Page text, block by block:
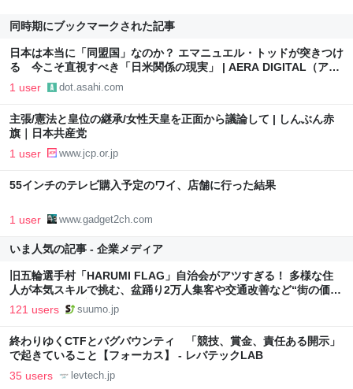
同時期にブックマークされた記事
日本は本当に「同盟国」なのか？ エマニュエル・トッドが突きつけ
る 今こそ直視すべき「日米関係の現実」 | AERA DIGITAL（アエ
ラデジタル）
1 user dot.asahi.com
主張/憲法と皇位の継承/女性天皇を正面から議論して | しんぶん赤
旗｜日本共産党
1 user www.jcp.or.jp
55インチのテレビ購入予定のワイ、店舗に行った結果
1 user www.gadget2ch.com
いま人気の記事 - 企業メディア
旧五輪選手村「HARUMI FLAG」自治会がアツすぎる！ 多様な住
人が本気スキルで挑む、盆踊り2万人集客や交通改善など“街の価値
向上”戦略 東京・中央区
121 users suumo.jp
終わりゆくCTFとバグバウンティ 「競技、賞金、責任ある開示」
で起きていること【フォーカス】 - レバテックLAB
35 users levtech.jp